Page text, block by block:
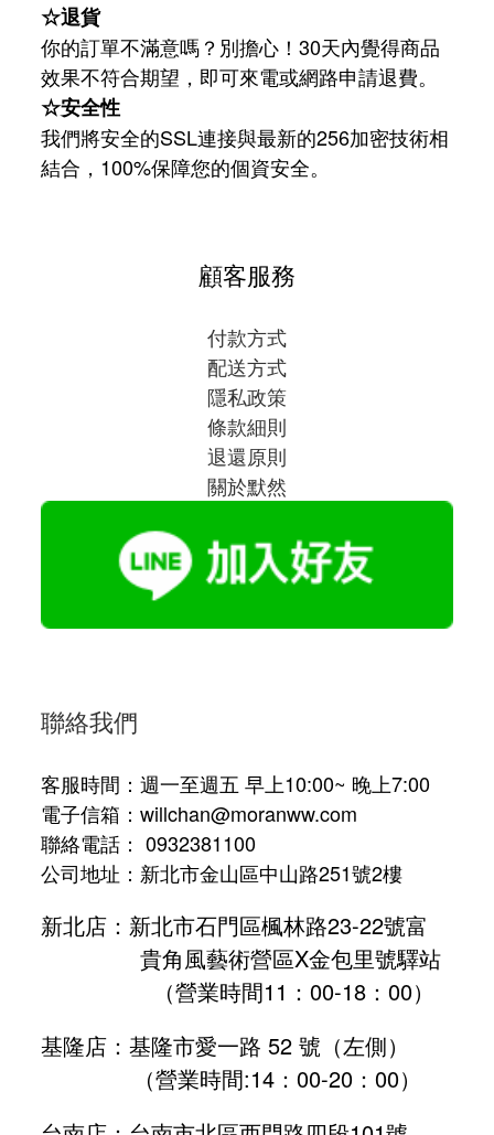
☆退貨
你的訂單不滿意嗎？別擔心！30天內覺得商品
效果不符合期望，即可來電或網路申請退費。
☆安全性
我們將安全的SSL連接與最新的256加密技術相
結合，100%保障您的個資安全。
顧客服務
付款方式
配送方式
隱私政策
條款細則
退還原則
關於默然
聯絡我們
客服時間：週一至週五 早上10:00~ 晚上7:00
電子信箱：willchan@moranww.com
聯絡電話： 0932381100
公司地址：新北市金山區中山路251號2樓
新北店：新北市石門區楓林路23-22號富
貴角風藝術營區X金包里號驛站
（營業時間11：00-18：00）
基隆店：基隆市愛一路 52 號（左側）
（營業時間:14：00-20：00）